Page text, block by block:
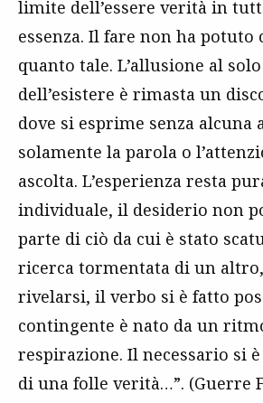
limite dell’essere verità in
essenza. Il fare non ha potuto
quanto tale. L’allusione al
dell’esistere è rimasta un
dove si esprime senza alcuna
solamente la parola o
ascolta. L’esperienza resta
individuale, il desiderio non
parte di ciò da cui è stato
ricerca tormentata di un
rivelarsi, il verbo si è fatto
contingente è nato da un
respirazione. Il necessario si
di una folle verità…”. (Guerre